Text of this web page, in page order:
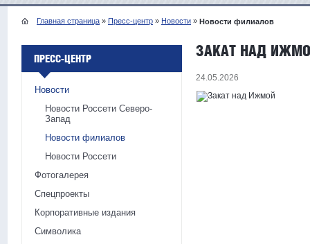
Главная страница » Пресс-центр » Новости » Новости филиалов
ПРЕСС-ЦЕНТР
Новости
Новости Россети Северо-
Запад
Новости филиалов
Новости Россети
Фотогалерея
Спецпроекты
Корпоративные издания
Символика
ЗАКАТ НАД
24.05.2026